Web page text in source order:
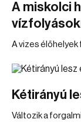
A miskolci
A vizes
Kétirányú
Változik a